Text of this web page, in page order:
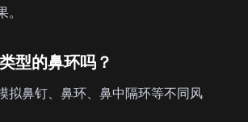
型的鼻环吗？
拟鼻钉、鼻环、鼻中隔环等不同风